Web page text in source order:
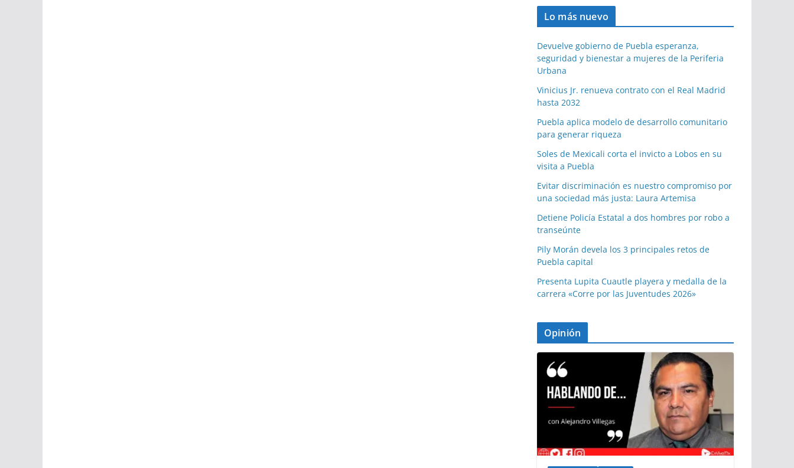
Lo más nuevo
Devuelve gobierno de Puebla esperanza,
seguridad y bienestar a mujeres de la Periferia
Urbana
Vinicius Jr. renueva contrato con el Real Madrid
hasta 2032
Puebla aplica modelo de desarrollo comunitario
para generar riqueza
Soles de Mexicali corta el invicto a Lobos en su
visita a Puebla
Evitar discriminación es nuestro compromiso por
una sociedad más justa: Laura Artemisa
Detiene Policía Estatal a dos hombres por robo a
transeúnte
Pily Morán devela los 3 principales retos de
Puebla capital
Presenta Lupita Cuautle playera y medalla de la
carrera «Corre por las Juventudes 2026»
Opinión